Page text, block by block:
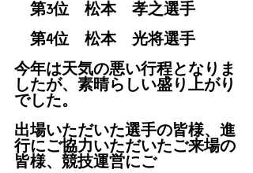
第3位　松本　孝之選手
第4位　松本　光将選手
今年は天気の悪い行程となりま
したが、素晴らしい盛り上がり
でした。
出場いただいた選手の皆様、進
行にご協力いただいたご来場の
皆様、競技運営にご